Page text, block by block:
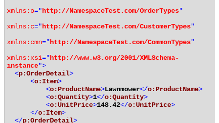
xmlns:o="http://NamespaceTest.com/OrderTypes"
xmlns:c="http://NamespaceTest.com/CustomerTypes"
xmlns:cmn="http://NamespaceTest.com/CommonTypes"
xmlns:xsi="http://www.w3.org/2001/XMLSchema-
instance">
<p:OrderDetail>
<o:Item>
<o:ProductName>Lawnmower</o:ProductName>
<o:Quantity>1</o:Quantity>
<o:UnitPrice>148.42</o:UnitPrice>
</o:Item>
</p:OrderDetail>